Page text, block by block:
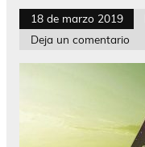
18 de marzo 2019
Deja un comentario